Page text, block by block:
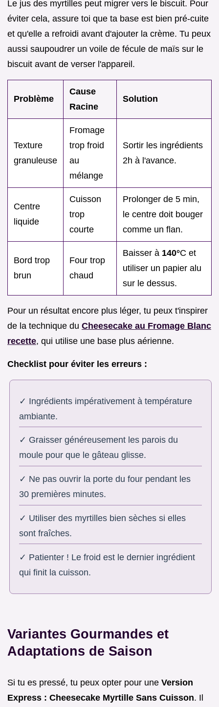
Le jus des myrtilles peut migrer vers le biscuit. Pour
éviter cela, assure toi que ta base est bien pré-cuite
et qu'elle a refroidi avant d'ajouter la crème. Tu peux
aussi saupoudrer un voile de fécule de maïs sur le
biscuit avant de verser l'appareil.
Problème
Cause
Racine
Solution
Texture
granuleuse
Fromage
trop froid
au
mélange
Sortir les ingrédients
2h à l'avance.
Centre
liquide
Cuisson
trop
courte
Prolonger de 5 min,
le centre doit bouger
comme un flan.
Bord trop
brun
Four trop
chaud
Baisser à 140°C et
utiliser un papier alu
sur le dessus.
Pour un résultat encore plus léger, tu peux t'inspirer
de la technique du Cheesecake au Fromage Blanc
recette, qui utilise une base plus aérienne.
Checklist pour éviter les erreurs :
✓ Ingrédients impérativement à température
ambiante.
✓ Graisser généreusement les parois du
moule pour que le gâteau glisse.
✓ Ne pas ouvrir la porte du four pendant les
30 premières minutes.
✓ Utiliser des myrtilles bien sèches si elles
sont fraîches.
✓ Patienter ! Le froid est le dernier ingrédient
qui finit la cuisson.
Variantes Gourmandes et
Adaptations de Saison
Si tu es pressé, tu peux opter pour une Version
Express : Cheesecake Myrtille Sans Cuisson. Il